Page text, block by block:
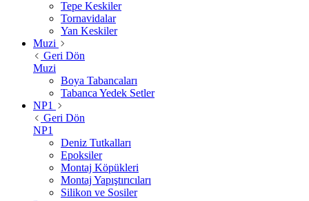
Tepe Keskiler
Tornavidalar
Yan Keskiler
Muzi
Geri Dön
Muzi
Boya Tabancaları
Tabanca Yedek Setler
NP1
Geri Dön
NP1
Deniz Tutkalları
Epoksiler
Montaj Köpükleri
Montaj Yapıştırıcıları
Silikon ve Sosiler